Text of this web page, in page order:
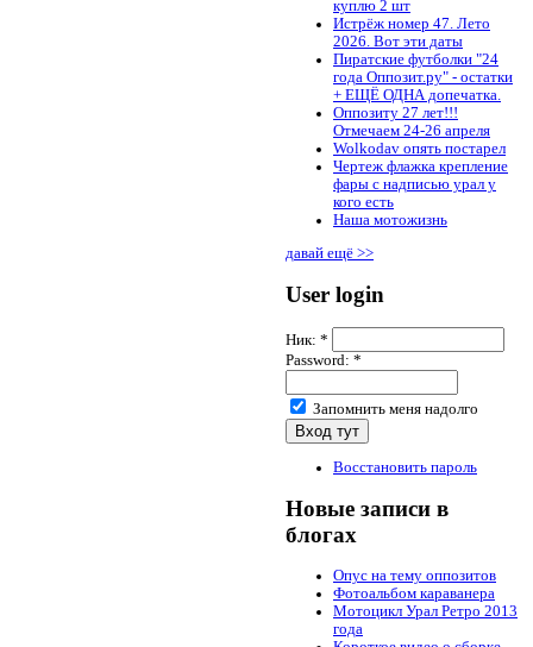
куплю 2 шт
Истрёж номер 47. Лето
2026. Вот эти даты
Пиратские футболки "24
года Оппозит.ру" - остатки
+ ЕЩЁ ОДНА допечатка.
Оппозиту 27 лет!!!
Отмечаем 24-26 апреля
Wolkodav опять постарел
Чертеж флажка крепление
фары с надписью урал у
кого есть
Наша мотожизнь
давай ещё >>
User login
Ник: *
Password: *
Запомнить меня надолго
Восстановить пароль
Новые записи в
блогах
Опус на тему оппозитов
Фотоальбом караванера
Мотоцикл Урал Ретро 2013
года